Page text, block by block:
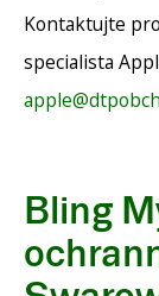
Kontaktujte
specialista
Bling